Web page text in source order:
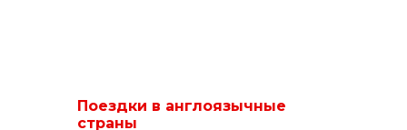
Поездки в англоязычные
страны